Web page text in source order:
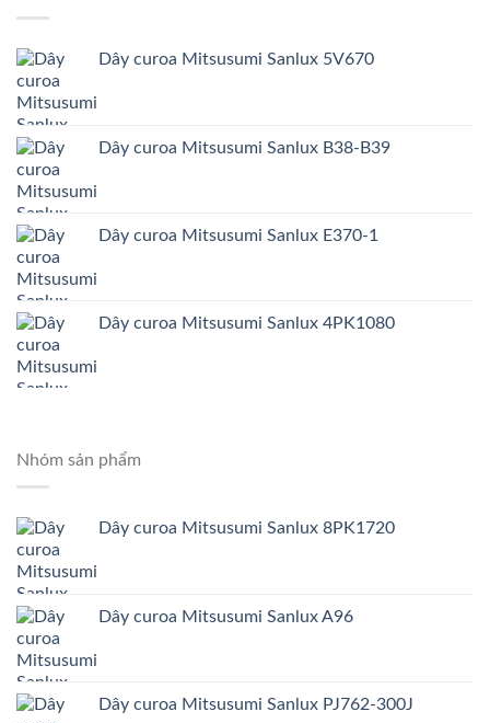
Dây curoa Mitsusumi Sanlux 5V670
Dây curoa Mitsusumi Sanlux B38-B39
Dây curoa Mitsusumi Sanlux E370-1
Dây curoa Mitsusumi Sanlux 4PK1080
Nhóm sản phẩm
Dây curoa Mitsusumi Sanlux 8PK1720
Dây curoa Mitsusumi Sanlux A96
Dây curoa Mitsusumi Sanlux PJ762-300J